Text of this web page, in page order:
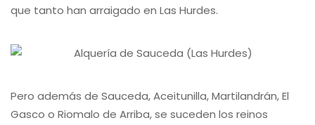
que tanto han arraigado en Las Hurdes.
Pero además de Sauceda, Aceitunilla, Martilandrán, El
Gasco o Riomalo de Arriba, se suceden los reinos